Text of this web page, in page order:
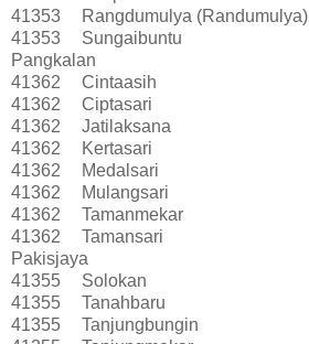
41353
Rangdumulya (Randumulya)
41353
Sungaibuntu
Pangkalan
41362
Cintaasih
41362
Ciptasari
41362
Jatilaksana
41362
Kertasari
41362
Medalsari
41362
Mulangsari
41362
Tamanmekar
41362
Tamansari
Pakisjaya
41355
Solokan
41355
Tanahbaru
41355
Tanjungbungin